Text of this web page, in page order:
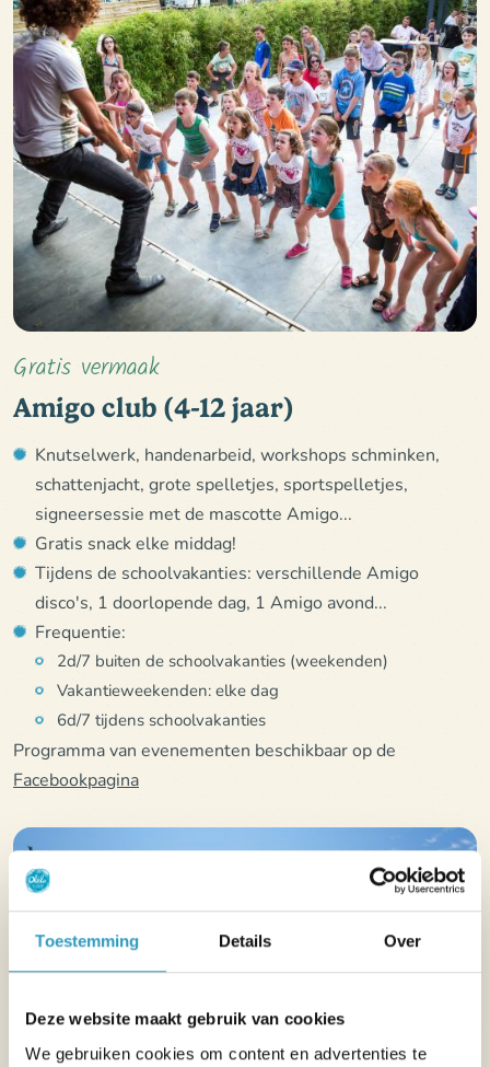
Toestemming Details Over
Deze website maakt gebruik van cookies
We gebruiken cookies om content en advertenties te
Gratis vermaak
Amigo club (4-12 jaar)
Knutselwerk, handenarbeid, workshops schminken,
schattenjacht, grote spelletjes, sportspelletjes,
signeersessie met de mascotte Amigo...
Gratis snack elke middag!
Tijdens de schoolvakanties: verschillende Amigo
disco's, 1 doorlopende dag, 1 Amigo avond...
Frequentie:
2d/7 buiten de schoolvakanties (weekenden)
Vakantieweekenden: elke dag
6d/7 tijdens schoolvakanties
Programma van evenementen beschikbaar op de
Facebookpagina